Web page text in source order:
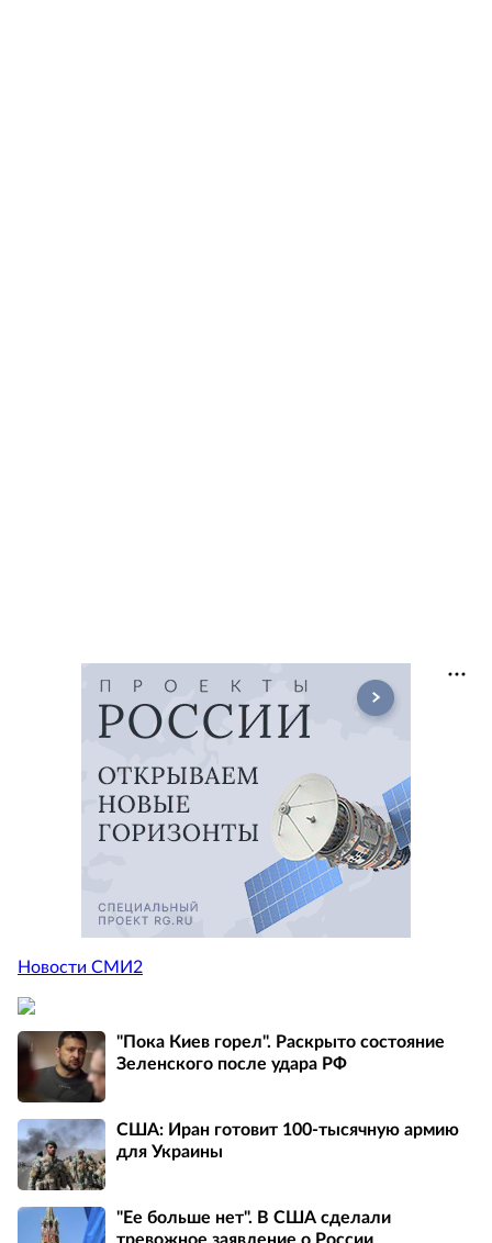
Новости СМИ2
"Пока Киев горел". Раскрыто состояние
Зеленского после удара РФ
США: Иран готовит 100-тысячную армию
для Украины
"Ее больше нет". В США сделали